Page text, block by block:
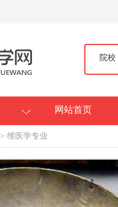
院校
网站首页
> 维医学专业